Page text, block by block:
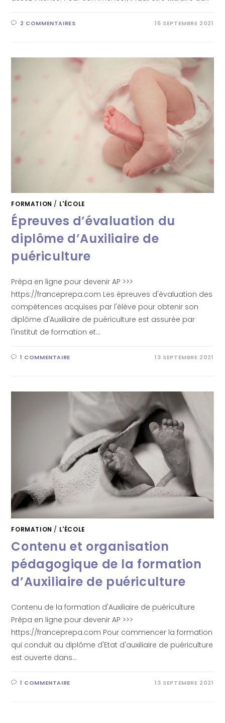
2 COMMENTAIRES 15 SEPTEMBRE 2021
FORMATION / L'ÉCOLE
Épreuves d’évaluation du
diplôme d’Auxiliaire de
puériculture
Prépa en ligne pour devenir AP >>>
https://franceprepa.com Les épreuves d'évaluation des
compétences acquises par l'élève pour obtenir son
diplôme d'Auxiliaire de puériculture est assurée par
l'institut de formation et…
1 COMMENTAIRE 13 SEPTEMBRE 2021
FORMATION / L'ÉCOLE
Contenu et organisation
pédagogique de la formation
d’Auxiliaire de puériculture
Contenu de la formation d'Auxiliaire de puériculture
Prépa en ligne pour devenir AP >>>
https://franceprepa.com Pour commencer la formation
qui conduit au diplôme d'Etat d'auxiliaire de puériculture
est ouverte dans…
1 COMMENTAIRE 13 SEPTEMBRE 2021